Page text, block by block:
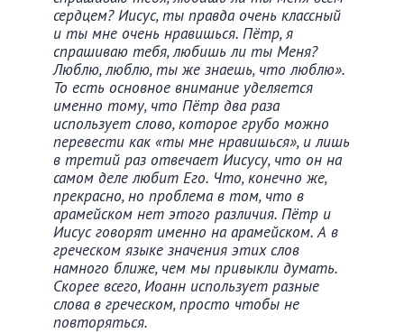
сердцем? Иисус, ты правда очень классный
и ты мне очень нравишься. Пётр, я
спрашиваю тебя, любишь ли ты Меня?
Люблю, люблю, ты же знаешь, что люблю».
То есть основное внимание уделяется
именно тому, что Пётр два раза
использует слово, которое грубо можно
перевести как «ты мне нравишься», и лишь
в третий раз отвечает Иисусу, что он на
самом деле любит Его. Что, конечно же,
прекрасно, но проблема в том, что в
арамейском нет этого различия. Пётр и
Иисус говорят именно на арамейском. А в
греческом языке значения этих слов
намного ближе, чем мы привыкли думать.
Скорее всего, Иоанн использует разные
слова в греческом, просто чтобы не
повторяться.